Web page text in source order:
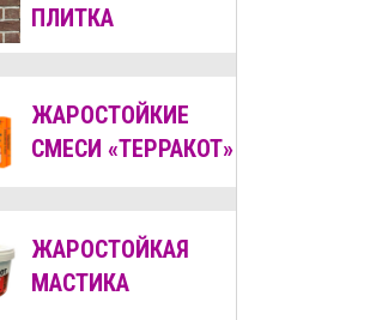
ПЛИТКА
ЖАРОСТОЙКИЕ
СМЕСИ «ТЕРРАКОТ»
ЖАРОСТОЙКАЯ
МАСТИКА